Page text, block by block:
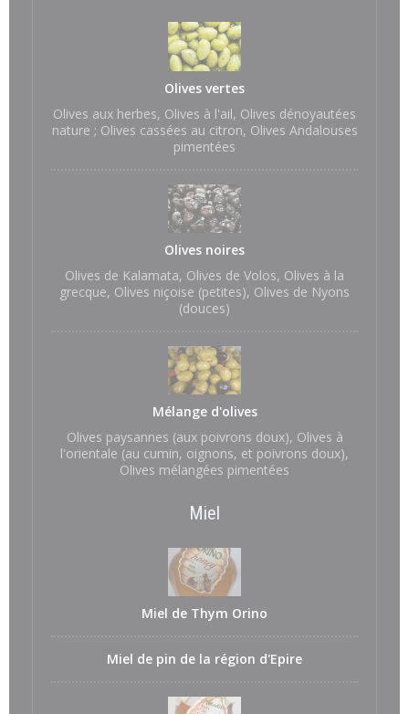
Olives vertes
Olives aux herbes, Olives à l'ail, Olives dénoyautées
nature ; Olives cassées au citron, Olives Andalouses
pimentées
Olives noires
Olives de Kalamata, Olives de Volos, Olives à la
grecque, Olives niçoise (petites), Olives de Nyons
(douces)
Mélange d'olives
Olives paysannes (aux poivrons doux), Olives à
l'orientale (au cumin, oignons, et poivrons doux),
Olives mélangées pimentées
Miel
Miel de Thym Orino
Miel de pin de la région d'Epire